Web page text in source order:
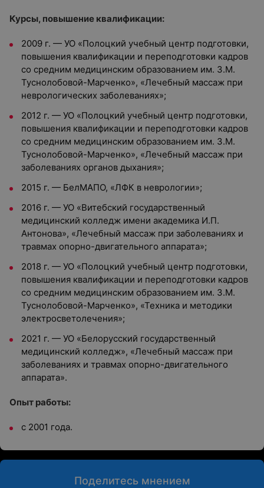
Курсы, повышение квалификации:
2009 г. — УО «Полоцкий учебный центр подготовки,
повышения квалификации и переподготовки кадров
со средним медицинским образованием им. З.М.
Туснолобовой-Марченко», «Лечебный массаж при
неврологических заболеваниях»;
2012 г. — УО «Полоцкий учебный центр подготовки,
повышения квалификации и переподготовки кадров
со средним медицинским образованием им. З.М.
Туснолобовой-Марченко», «Лечебный массаж при
заболеваниях органов дыхания»;
2015 г. — БелМАПО, «ЛФК в неврологии»;
2016 г. — УО «Витебский государственный
медицинский колледж имени академика И.П.
Антонова», «Лечебный массаж при заболеваниях и
травмах опорно-двигательного аппарата»;
2018 г. — УО «Полоцкий учебный центр подготовки,
повышения квалификации и переподготовки кадров
со средним медицинским образованием им. З.М.
Туснолобовой-Марченко», «Техника и методики
электросветолечения»;
2021 г. — УО «Белорусский государственный
медицинский колледж», «Лечебный массаж при
заболеваниях и травмах опорно-двигательного
аппарата».
Опыт работы:
с 2001 года.
Поделитесь мнением